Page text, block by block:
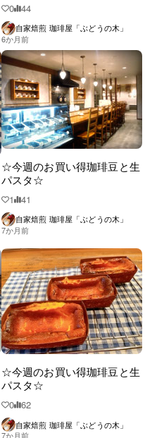
0 44
自家焙煎 珈琲屋「ぶどうの木」
6か月前
☆今週のお買い得珈琲豆と生
パスタ☆
1 41
自家焙煎 珈琲屋「ぶどうの木」
7か月前
☆今週のお買い得珈琲豆と生
パスタ☆
0 62
自家焙煎 珈琲屋「ぶどうの木」
7か月前